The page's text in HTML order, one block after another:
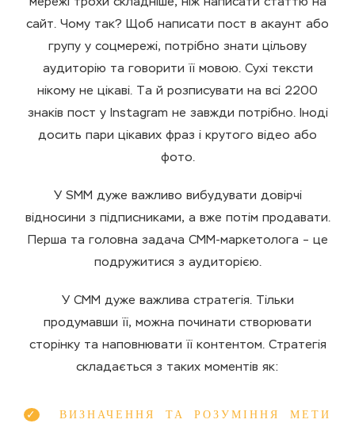
сайт. Чому так? Щоб написати пост в акаунт або
групу у соцмережі, потрібно знати цільову
аудиторію та говорити її мовою. Сухі тексти
нікому не цікаві. Та й розписувати на всі 2200
знаків пост у Instagram не завжди потрібно. Іноді
досить пари цікавих фраз і крутого відео або
фото.
У SMM дуже важливо вибудувати довірчі
відносини з підписниками, а вже потім продавати.
Перша та головна задача СММ-маркетолога – це
подружитися з аудиторією.
У СММ дуже важлива стратегія. Тільки
продумавши її, можна починати створювати
сторінку та наповнювати її контентом. Стратегія
складається з таких моментів як:
ВИЗНАЧЕННЯ ТА РОЗУМІННЯ МЕТИ